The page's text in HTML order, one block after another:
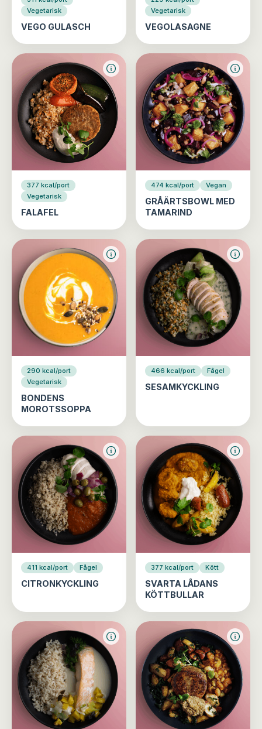
Vegetarisk
VEGO GULASCH
Vegetarisk
VEGOLASAGNE
377 kcal/port
Vegetarisk
FALAFEL
474 kcal/port Vegan
GRÅÄRTSBOWL MED
TAMARIND
290 kcal/port
Vegetarisk
BONDENS
MOROTSSOPPA
466 kcal/port Fågel
SESAMKYCKLING
411 kcal/port Fågel
CITRONKYCKLING
377 kcal/port Kött
SVARTA LÅDANS
KÖTTBULLAR